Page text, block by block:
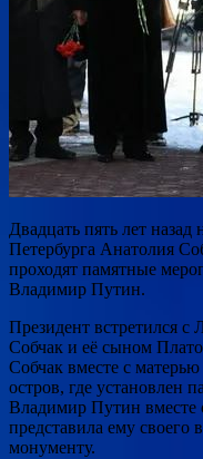
Двадцать пять лет
Петербурга Анатолия
проходят памятные
Владимир Путин.
Президент встретился
Собчак и её сыном
Собчак вместе с
остров, где установлен
Владимир Путин вместе
представила ему своего
монументу.